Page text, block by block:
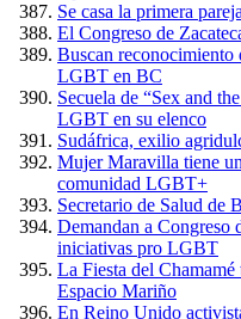
Se casa la primera
El Congreso de
Buscan reconocimiento
LGBT en BC
Secuela de “Sex and
LGBT en su elenco
Sudáfrica, exilio
Mujer Maravilla tiene
comunidad LGBT+
Secretario de Salud de
Demandan a Congreso
iniciativas pro LGBT
La Fiesta del
Espacio Mariño
En Reino Unido